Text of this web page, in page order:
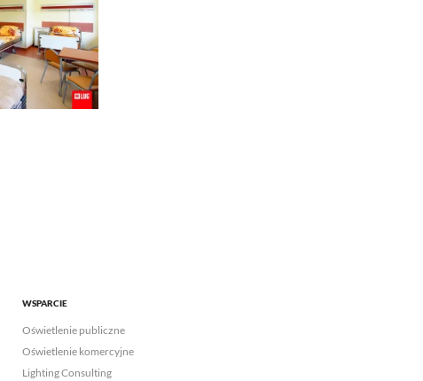
WSPARCIE
Oświetlenie publiczne
Oświetlenie komercyjne
Lighting Consulting